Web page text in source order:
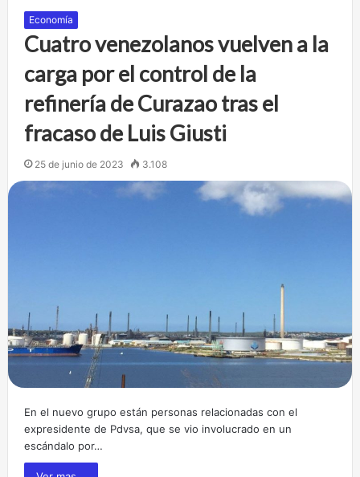
Economía
Cuatro venezolanos vuelven a la
carga por el control de la
refinería de Curazao tras el
fracaso de Luis Giusti
25 de junio de 2023 3.108
En el nuevo grupo están personas relacionadas con el
expresidente de Pdvsa, que se vio involucrado en un
escándalo por…